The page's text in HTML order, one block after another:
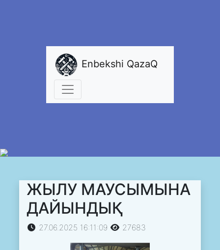
Enbekshi QazaQ
ЖЫЛУ МАУСЫМЫНА
ДАЙЫНДЫҚ
27.06.2025 16:11:09 27683